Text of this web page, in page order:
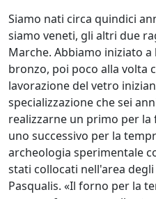
Siamo nati circa quindici
siamo veneti, gli altri due
Marche. Abbiamo iniziato
bronzo, poi poco alla volta
lavorazione del vetro
specializzazione che sei
realizzarne un primo per
uno successivo per la
archeologia sperimentale
stati collocati nell'area
Pasqualis. «Il forno per la